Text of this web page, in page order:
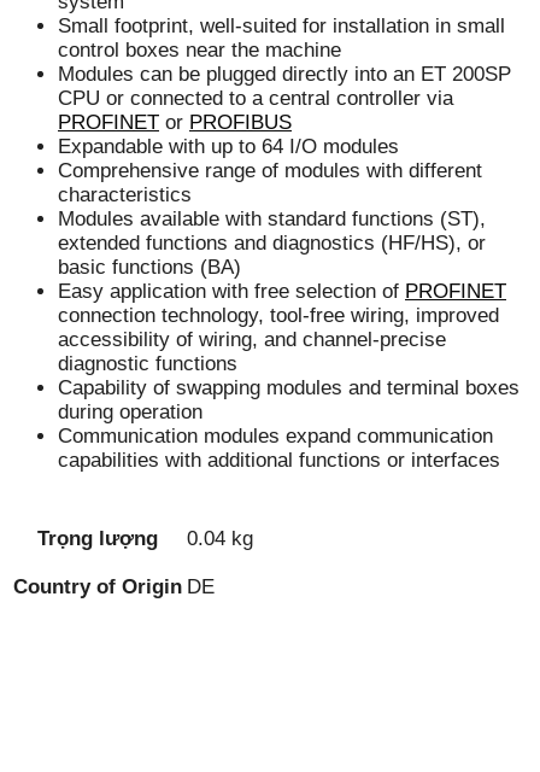
Small footprint, well-suited for installation in small
control boxes near the machine
Modules can be plugged directly into an ET 200SP
CPU or connected to a central controller via
PROFINET or PROFIBUS
Expandable with up to 64 I/O modules
Comprehensive range of modules with different
characteristics
Modules available with standard functions (ST),
extended functions and diagnostics (HF/HS), or
basic functions (BA)
Easy application with free selection of PROFINET
connection technology, tool-free wiring, improved
accessibility of wiring, and channel-precise
diagnostic functions
Capability of swapping modules and terminal boxes
during operation
Communication modules expand communication
capabilities with additional functions or interfaces
Trọng lượng 0.04 kg
Country of Origin DE